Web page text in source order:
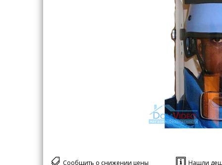
Сообщить о снижении цены Нашли